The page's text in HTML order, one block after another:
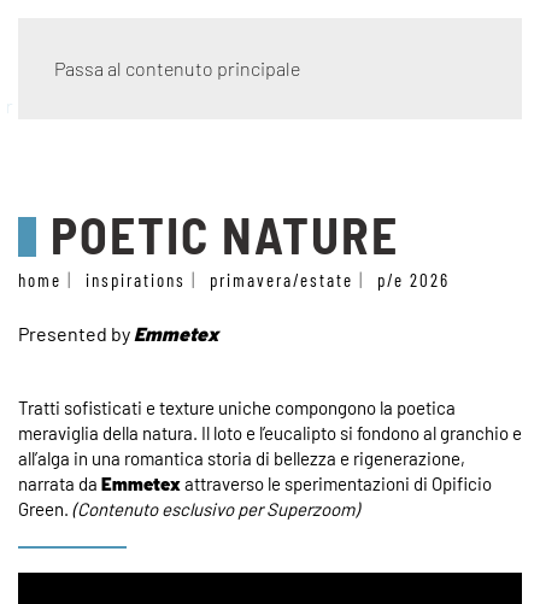
Passa al contenuto principale
racconti materici
POETIC NATURE
home inspirations primavera/estate p/e 2026
Presented by Emmetex
Tratti sofisticati e texture uniche compongono la poetica
meraviglia della natura. Il loto e l’eucalipto si fondono al granchio e
all’alga in una romantica storia di bellezza e rigenerazione,
narrata da Emmetexattraverso le sperimentazioni di Opificio
Green. (Contenuto esclusivo per Superzoom)